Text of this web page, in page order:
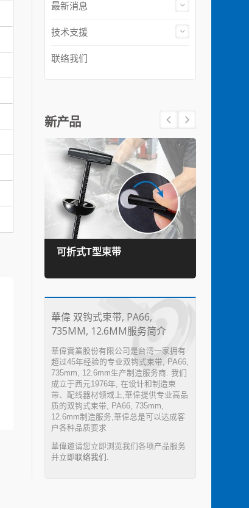
最新消息
技术支援
联络我们
新产品
可折式T型束带
華偉 双钩式束带, PA66,
735MM, 12.6MM服务简介
華偉實業股份有限公司是台湾一家拥有
超过45年经验的专业双钩式束带, PA66,
735mm, 12.6mm生产制造服务商. 我们
成立于西元1976年, 在设计和制造束
带、配线器材领域上,華偉提供专业高品
质的双钩式束带, PA66, 735mm,
12.6mm制造服务,華偉总是可以达成客
户各种品质要求
華偉邀请您立即浏览我们各项产品服务
并立即联络我们 .